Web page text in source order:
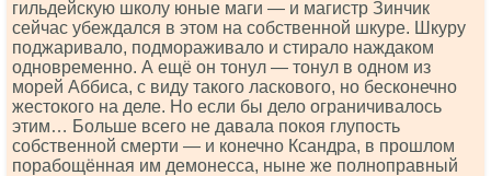
гильдейскую школу юные маги — и магистр Зинчик
сейчас убеждался в этом на собственной шкуре. Шкуру
поджаривало, подмораживало и стирало наждаком
одновременно. А ещё он тонул — тонул в одном из
морей Аббиса, с виду такого ласкового, но бесконечно
жестокого на деле. Но если бы дело ограничивалось
этим… Больше всего не давала покоя глупость
собственной смерти — и конечно Ксандра, в прошлом
порабощённая им демонесса, ныне же полноправный